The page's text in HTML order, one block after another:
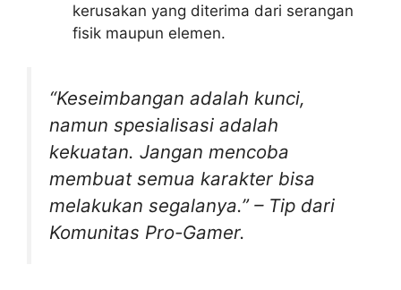
kerusakan yang diterima dari serangan
fisik maupun elemen.
“Keseimbangan adalah kunci,
namun spesialisasi adalah
kekuatan. Jangan mencoba
membuat semua karakter bisa
melakukan segalanya.”– Tip dari
Komunitas Pro-Gamer.